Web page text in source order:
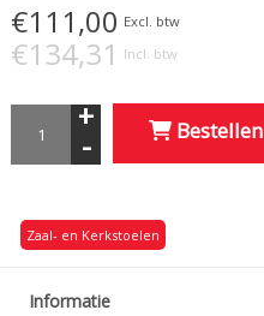
€111,00 Excl. btw
€134,31 Incl. btw
+
- Bestellen
Zaal- en Kerkstoelen
Informatie